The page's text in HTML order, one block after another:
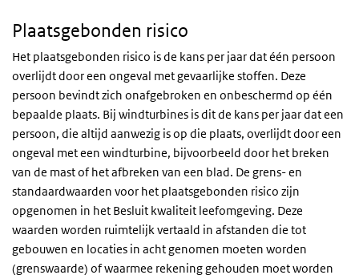
Plaatsgebonden risico
Het plaatsgebonden risico is de kans per jaar dat één persoon
overlijdt door een ongeval met gevaarlijke stoffen. Deze
persoon bevindt zich onafgebroken en onbeschermd op één
bepaalde plaats. Bij windturbines is dit de kans per jaar dat een
persoon, die altijd aanwezig is op die plaats, overlijdt door een
ongeval met een windturbine, bijvoorbeeld door het breken
van de mast of het afbreken van een blad. De grens- en
standaardwaarden voor het plaatsgebonden risico zijn
opgenomen in het Besluit kwaliteit leefomgeving. Deze
waarden worden ruimtelijk vertaald in afstanden die tot
gebouwen en locaties in acht genomen moeten worden
(grenswaarde) of waarmee rekening gehouden moet worden